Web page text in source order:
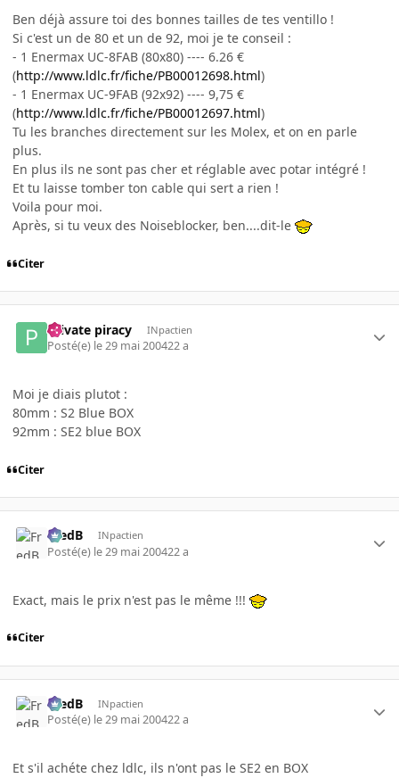
Ben déjà assure toi des bonnes tailles de tes ventillo !
Si c'est un de 80 et un de 92, moi je te conseil :
- 1 Enermax UC-8FAB (80x80) ---- 6.26 €
(http://www.ldlc.fr/fiche/PB00012698.html)
- 1 Enermax UC-9FAB (92x92) ---- 9,75 €
(http://www.ldlc.fr/fiche/PB00012697.html)
Tu les branches directement sur les Molex, et on en parle
plus.
En plus ils ne sont pas cher et réglable avec potar intégré !
Et tu laisse tomber ton cable qui sert a rien !
Voila pour moi.
Après, si tu veux des Noiseblocker, ben....dit-le
Citer
Private piracy INpactien
Posté(e) le 29 mai 200422 a
Moi je diais plutot :
80mm : S2 Blue BOX
92mm : SE2 blue BOX
Citer
FredB INpactien
Posté(e) le 29 mai 200422 a
Exact, mais le prix n'est pas le même !!!
Citer
FredB INpactien
Posté(e) le 29 mai 200422 a
Et s'il achéte chez ldlc, ils n'ont pas le SE2 en BOX